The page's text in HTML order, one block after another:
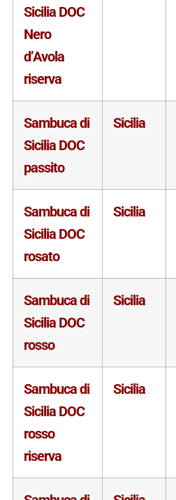
Sicilia DOC
Nero
d’Avola
riserva
Sambuca di
Sicilia DOC
passito
Sicilia
Sambuca di
Sicilia DOC
rosato
Sicilia
Sambuca di
Sicilia DOC
rosso
Sicilia
Sambuca di
Sicilia DOC
rosso
riserva
Sicilia